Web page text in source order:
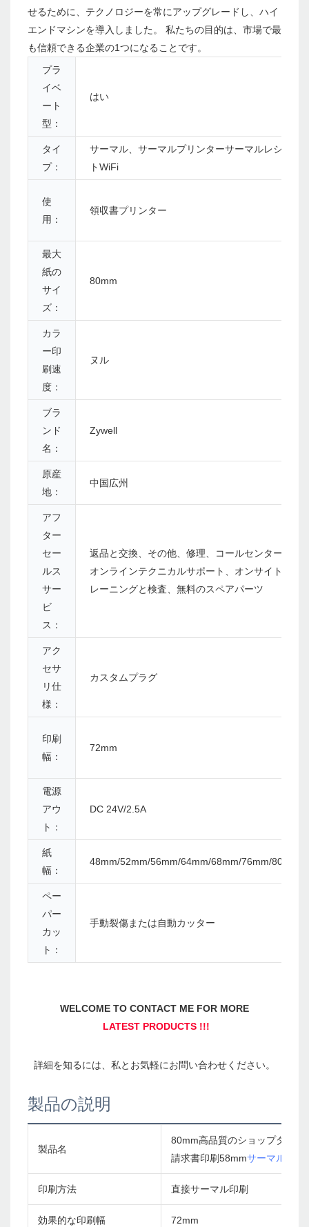
せるために、テクノロジーを常にアップグレードし、ハイ
エンドマシンを導入しました。 私たちの目的は、市場で最
も信頼できる企業の1つになることです。
プラ
イベ
ート
型：
はい
タイ
プ：
サーマル、サーマルプリンターサーマルレシー
トWiFi
使
用：
領収書プリンター
最大
紙の
サイ
ズ：
80mm
カラ
ー印
刷速
度：
ヌル
ブラ
ンド
名：
Zywell
原産
地：
中国広州
アフ
ター
セー
ルス
サー
ビ
ス：
返品と交換、その他、修理、コールセンターと
オンラインテクニカルサポート、オンサイトト
レーニングと検査、無料のスペアパーツ
アク
セサ
リ仕
様：
カスタムプラグ
印刷
幅：
72mm
電源
アウ
ト：
DC 24V/2.5A
紙
幅：
48mm/52mm/56mm/64mm/68mm/76mm/80mm
ペー
パー
カッ
ト：
手動裂傷または自動カッター
製品の説明
製品名
80mm高品質のショップター
請求書印刷58mmサーマルプリ
印刷方法 直接サーマル印刷
効果的な印刷幅 72mm